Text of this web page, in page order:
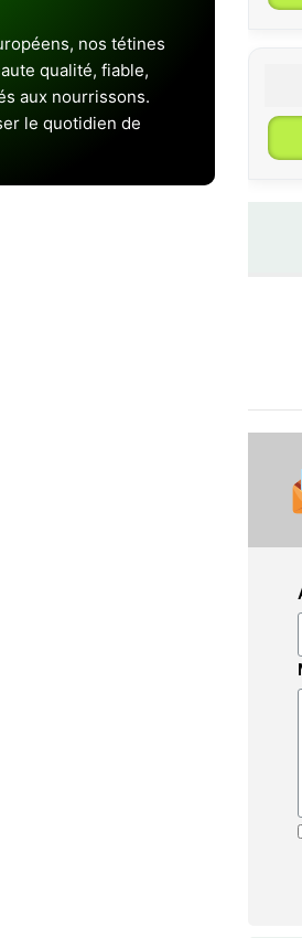
nos tétines
qualité, fiable,
aux nourrissons.
le quotidien de